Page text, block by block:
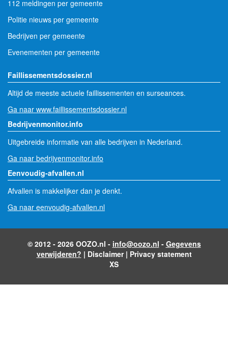
112 meldingen per gemeente
Politie nieuws per gemeente
Bedrijven per gemeente
Evenementen per gemeente
Faillissementsdossier.nl
Altijd de meeste actuele faillissementen en surseances.
Ga naar www.faillissementsdossier.nl
Bedrijvenmonitor.info
Uitgebreide informatie van alle bedrijven in Nederland.
Ga naar bedrijvenmonitor.info
Eenvoudig-afvallen.nl
Afvallen is makkelijker dan je denkt.
Ga naar eenvoudig-afvallen.nl
© 2012 - 2026 OOZO.nl - info@oozo.nl - Gegevens
verwijderen? | Disclaimer| Privacy statement
XS